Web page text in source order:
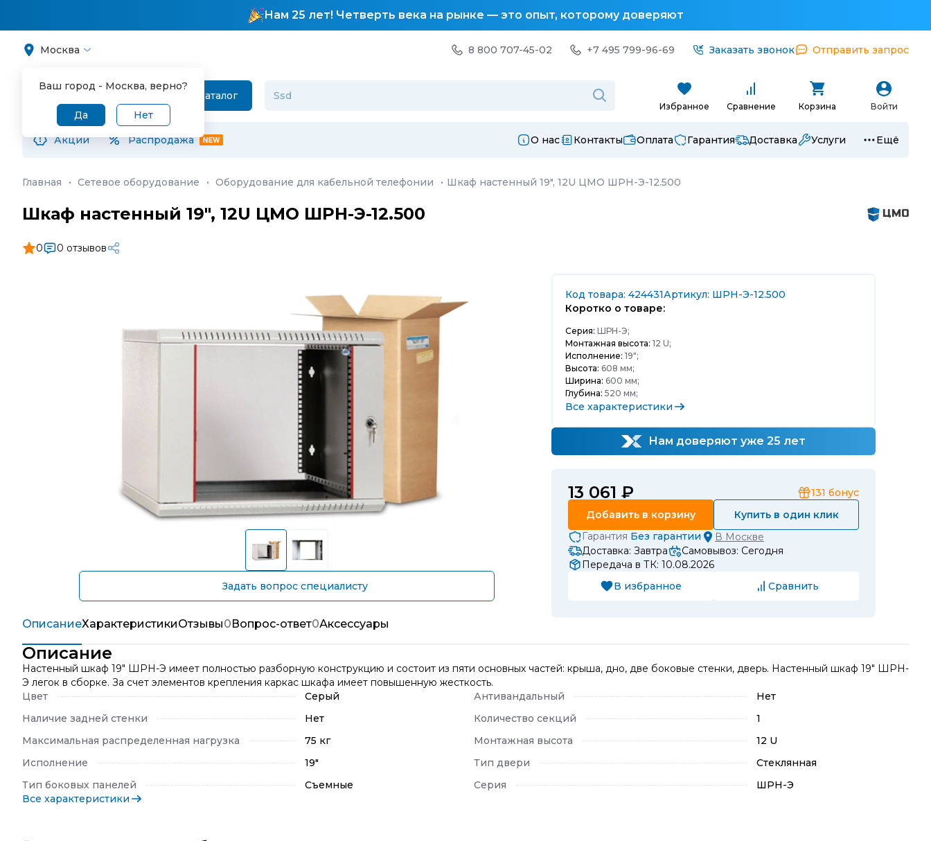
Нам 25 лет! Четверть века на рынке — это опыт, которому доверяют
Москва
Ваш город - Москва, верно?
Да Нет
8 800 707-45-02 +7 495 799-96-69 Заказать звонок Отправить запрос
Каталог
Избранное Сравнение Корзина Войти
Акции Распродажа О нас Контакты Оплата Гарантия Доставка Услуги Ещё
Главная · Сетевое оборудование · Оборудование для кабельной телефонии · Шкаф настенный 19", 12U ЦМО ШРН-Э-12.500
Шкаф настенный 19", 12U ЦМО ШРН-Э-12.500
0 0 отзывов
Задать вопрос специалисту
Код товара: 424431Артикул: ШРН-Э-12.500
Коротко о товаре:
Серия: ШРН-Э;
Монтажная высота: 12 U;
Исполнение: 19";
Высота: 608 мм;
Ширина: 600 мм;
Глубина: 520 мм;
Все характеристики
Нам доверяют уже 25 лет
13 061 ₽ 131 бонус
Добавить в корзину
Купить в один клик
Гарантия Без гарантии В Москве
Доставка: Завтра
Самовывоз: Сегодня
Передача в ТК: 10.08.2026
В избранное
Сравнить
ОписаниеХарактеристикиОтзывы0Вопрос-ответ0Аксессуары
Описание
Настенный шкаф 19" ШРН-Э имеет полностью разборную конструкцию и состоит из пяти основных частей: крыша, дно, две боковые стенки, дверь. Настенный шкаф 19" ШРН-
Э легок в сборке. За счет элементов крепления каркас шкафа имеет повышенную жесткость.
Цвет
Серый Антивандальный
Нет
Наличие задней стенки
Нет Количество секций
1
Максимальная распределенная нагрузка
75 кг Монтажная высота
12 U
Исполнение
19" Тип двери
Стеклянная
Тип боковых панелей
Съемные Серия
ШРН-Э
Все характеристики